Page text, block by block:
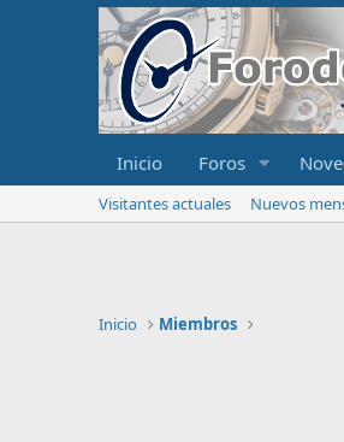
Inicio Foros
Visitantes actuales Nuevos
Inicio Miembros